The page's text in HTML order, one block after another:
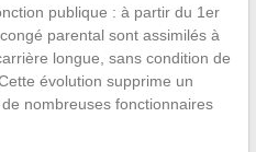
publique : à partir du 1er
parental sont assimilés à
longue, sans condition de
évolution supprime un
nombreuses fonctionnaires